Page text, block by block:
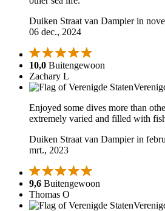
Duiken Straat van Dampier in
06 dec., 2024
10,0 Buitengewoon
Zachary L
Enjoyed some dives more than
extremely varied and filled with
Duiken Straat van Dampier in
mrt., 2023
9,6 Buitengewoon
Thomas O